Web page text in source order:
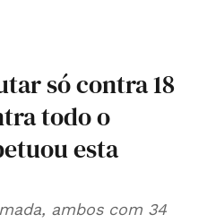
só contra 18
todo o
esta
ambos com 34